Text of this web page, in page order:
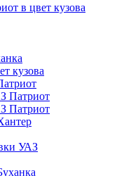
в цвет кузова
кузова
Патриот
Патриот
УАЗ